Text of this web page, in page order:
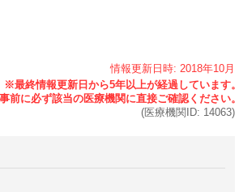
情報更新日時: 2018年10月
(医療機関ID: 14063)